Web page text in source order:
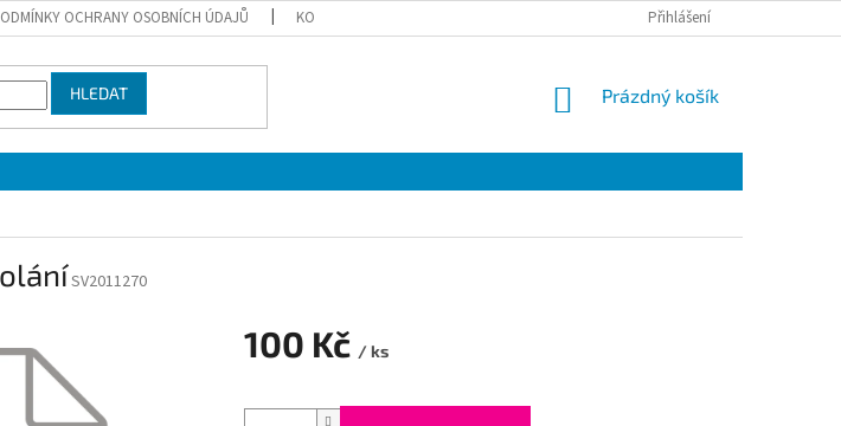
OCHRANY OSOBNÍCH ÚDAJŮ KONTAKTY Přihlášení
HLEDAT
NÁKUPNÍ
Prázdný košík
SV2011270
100 Kč / ks
cena: